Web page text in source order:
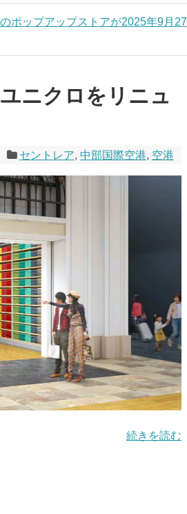
ポップアップストアが2025年9月27
ニクロをリニュ
セントレア, 中部国際空港, 空港
続きを読む